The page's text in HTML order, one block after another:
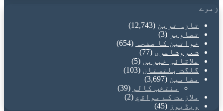
زمرے
تازہ ترین (12,743)
تصاویر (3)
خواتین کا صفحہ
(654)
شعروشاعری (77)
علاقائی خبریں (5)
گلگت بلتستان (103)
مضامین (3,697)
منتخب کالم (39)
ملازمت کے مواقع (2)
ویڈیوز (45)